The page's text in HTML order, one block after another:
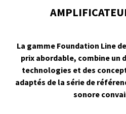
La gamme Foundation Line
prix abordable, combine un
technologies et des
adaptés de la série de
sonore